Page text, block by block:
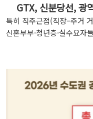
GTX, 신분당선, 광
특히 직주근접(직장–주거
신혼부부·청년층·실수요